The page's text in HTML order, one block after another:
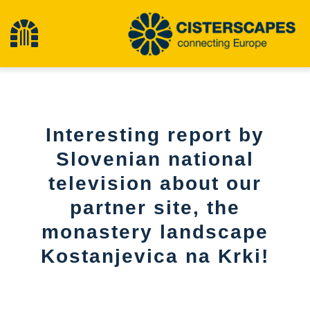
content
Toggle
Cultural Heritage Sites
Interesting report by
Slovenian national
television about our
partner site, the
monastery landscape
Kostanjevica na Krki!